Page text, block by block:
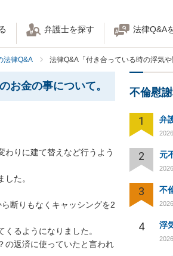
弁護士を探す 法律Q&A
法律Q&A 法律Q&A「付き合っている時の浮気
お金の事について。
わりに建て替えなど行うよう
た。
断りもなくキャッシングを2
るようになりました。
の返済に使っていたと言われ
不倫慰
1
2 元
3
4